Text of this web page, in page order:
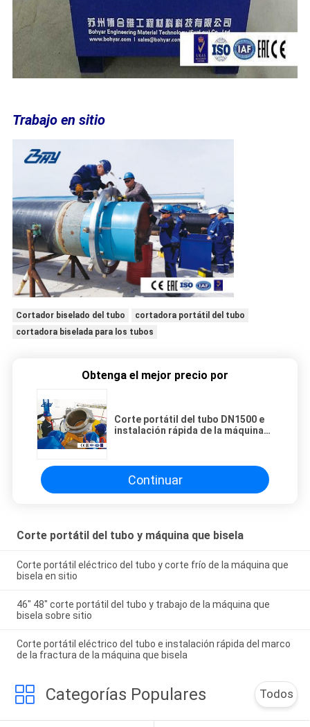
Trabajo en sitio
Cortador biselado del tubo
cortadora portátil del tubo
cortadora biselada para los tubos
Obtenga el mejor precio por
Corte portátil del tubo DN1500 e
instalación rápida de la máquina
Continuar
Corte portátil del tubo y máquina que bisela
Corte portátil eléctrico del tubo y corte frío de la máquina que
bisela en sitio
46" 48" corte portátil del tubo y trabajo de la máquina que
bisela sobre sitio
Corte portátil eléctrico del tubo e instalación rápida del marco
de la fractura de la máquina que bisela
Categorías Populares Todos